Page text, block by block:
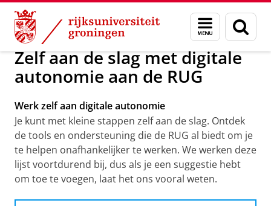
Skip
Content
Skip
Navigation
Menu
en
zoeken
Over ons Beleid en strategie Digitale Autonomie
Zelf aan de slag met digitale
autonomie aan de RUG
Werk zelf aan digitale autonomie
Je kunt met kleine stappen zelf aan de slag. Ontdek
de tools en ondersteuning die de RUG al biedt om je
te helpen onafhankelijker te werken. We werken deze
lijst voortdurend bij, dus als je een suggestie hebt
om toe te voegen, laat het ons vooral weten.